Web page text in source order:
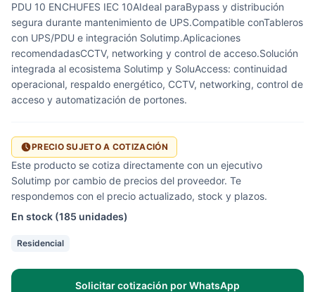
PDU 10 ENCHUFES IEC 10AIdeal paraBypass y distribución
segura durante mantenimiento de UPS.Compatible conTableros
con UPS/PDU e integración Solutimp.Aplicaciones
recomendadasCCTV, networking y control de acceso.Solución
integrada al ecosistema Solutimp y SoluAccess: continuidad
operacional, respaldo energético, CCTV, networking, control de
acceso y automatización de portones.
PRECIO SUJETO A COTIZACIÓN
Este producto se cotiza directamente con un ejecutivo
Solutimp por cambio de precios del proveedor. Te
respondemos con el precio actualizado, stock y plazos.
En stock (185 unidades)
Residencial
Solicitar cotización por WhatsApp